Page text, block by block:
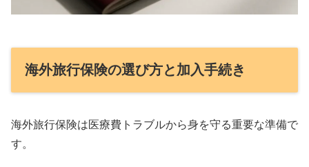
海外旅行保険の選び方と加入手続き
海外旅行保険は医療費トラブルから身を守る重要な準備で
す。